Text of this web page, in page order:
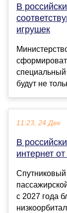
В
игрушек
специальный
будут не
11:23, 24 Дек
В
интернет
Спутниковый
с 2027 года